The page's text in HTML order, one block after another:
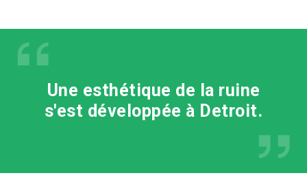
Une esthétique de la ruine
s'est développée à Detroit.